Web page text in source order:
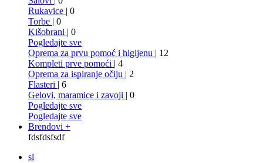
Rukavice | 0
Torbe | 0
Kišobrani | 0
Pogledajte sve
Oprema za prvu pomoć i higijenu | 12
Kompleti prve pomoći | 4
Oprema za ispiranje očiju | 2
Flasteri | 6
Gelovi, maramice i zavoji | 0
Pogledajte sve
Pogledajte sve
Brendovi +
fdsfdsfsdf
sl